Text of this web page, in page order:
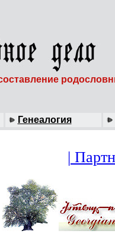
Генеалогия
|